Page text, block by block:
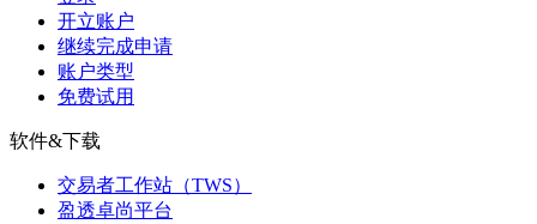
开立账户
继续完成申请
账户类型
免费试用
软件&下载
交易者工作站（TWS）
盈透卓尚平台